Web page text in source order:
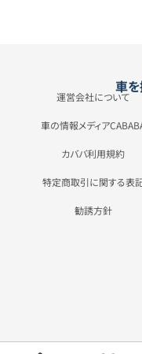
車
運営会社について
車の情報メディア
カババ利用規約
特定商取引に関する表
勧誘方針